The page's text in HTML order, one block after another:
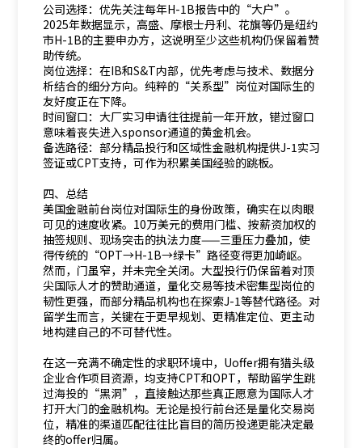
公司选择：优先关注每年H-1B报告中的“大户”。
2025年数据显示，高盛、摩根士丹利、花旗等仍是纽约
市H-1B的主要申办方，这说明至少这些机构仍保留着赞
助传统。
岗位选择：在IB和S&T内部，优先考虑与技术、数据分
析结合的细分方向。纯粹的“关系型”岗位对国际生的
友好度正在下降。
时间窗口：大厂实习申请往往提前一年开放，错过窗口
意味着丧失进入sponsor通道的黄金机会。
备选路径：部分精品投行和区域性金融机构提供J-1实习
签证或CPT支持，可作为积累美国经验的跳板。
四、总结
美国金融前台岗位对国际生的身份政策，确实在以肉眼
可见的速度收紧。10万美元的费用门槛、按薪资加权的
抽签规则、现场突击的执法力度——三重压力叠加，使
得传统的“OPT→H-1B→绿卡”路径变得更加崎岖。
然而，门虽窄，并未完全关闭。大型投行仍保留着对顶
尖国际人才的赞助通道，量化交易等技术密集型岗位的
韧性更强，而部分精品机构也在探索J-1等替代路径。对
留学生而言，关键在于更早规划、更精准定位、更主动
地构建自己的不可替代性。
在这一充满不确定性的求职环境中， Uoffer拥有猎头级
企业合作项目资源，均支持CPT和OPT，帮助留学生跳
过海投的“黑洞”，直接触达那些真正愿意为国际人才
打开大门的金融机构。无论是投行前台还是量化交易岗
位，精准的渠道匹配往往比盲目的简历投递更能决定最
终的offer归属。